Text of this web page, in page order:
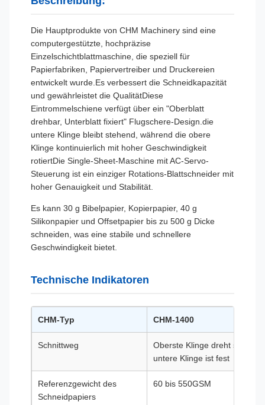
Die Hauptprodukte von CHM Machinery sind eine
computergestützte, hochpräzise
Einzelschichtblattmaschine, die speziell für
Papierfabriken, Papiervertreiber und Druckereien
entwickelt wurde.Es verbessert die Schneidkapazität
und gewährleistet die QualitätDiese
Eintrommelschiene verfügt über ein "Oberblatt
drehbar, Unterblatt fixiert" Flugschere-Design.die
untere Klinge bleibt stehend, während die obere
Klinge kontinuierlich mit hoher Geschwindigkeit
rotiertDie Single-Sheet-Maschine mit AC-Servo-
Steuerung ist ein einziger Rotations-Blattschneider mit
hoher Genauigkeit und Stabilität.
Es kann 30 g Bibelpapier, Kopierpapier, 40 g
Silikonpapier und Offsetpapier bis zu 500 g Dicke
schneiden, was eine stabile und schnellere
Geschwindigkeit bietet.
Technische Indikatoren
CHM-Typ CHM-1400
Schnittweg
Oberste Klinge dreht sich,
untere Klinge ist fest
Referenzgewicht des
Schneidpapiers
60 bis 550GSM